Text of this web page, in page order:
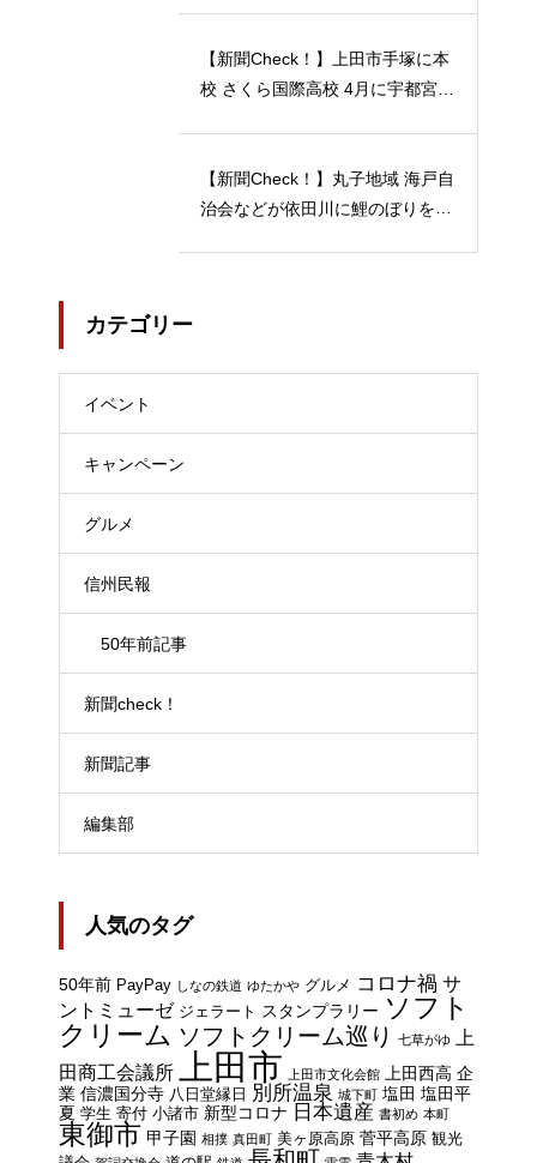
【新聞Check！】上田市手塚に本
校 さくら国際高校 4月に宇都宮動
【新聞Check！】丸子地域 海戸自
治会などが依田川に鯉のぼりを掲
カテゴリー
イベント
キャンペーン
グルメ
信州民報
50年前記事
新聞check！
新聞記事
編集部
人気のタグ
50年前 PayPay しなの鉄道 ゆたかや グルメ コロナ禍 サ
ントミューゼ ジェラート スタンプラリー ソフト
クリーム ソフトクリーム巡り 七草がゆ
上
田商工会議所
上田市 上田市文化会館 上田西高 企
業 信濃国分寺 八日堂縁日 別所温泉 城下町 塩田 塩田平
夏 学生 寄付 小諸市 新型コロナ 日本遺産 書初め 本町
東御市 甲子園 相撲 真田町 美ヶ原高原 菅平高原 観光